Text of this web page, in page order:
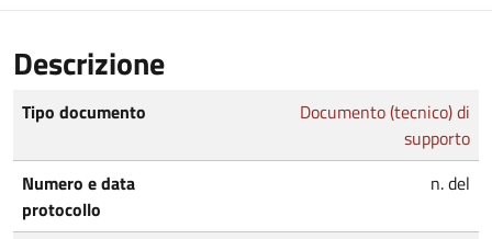
Descrizione
Tipo documento
Documento (tecnico) di
supporto
Numero e data
protocollo
n. del